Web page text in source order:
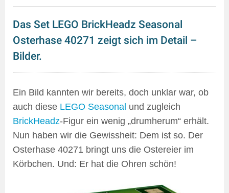
Das Set LEGO BrickHeadz Seasonal
Osterhase 40271 zeigt sich im Detail –
Bilder.
Ein Bild kannten wir bereits, doch unklar war, ob
auch diese LEGO Seasonal und zugleich
BrickHeadz-Figur ein wenig „drumherum“ erhält.
Nun haben wir die Gewissheit: Dem ist so. Der
Osterhase 40271 bringt uns die Ostereier im
Körbchen. Und: Er hat die Ohren schön!